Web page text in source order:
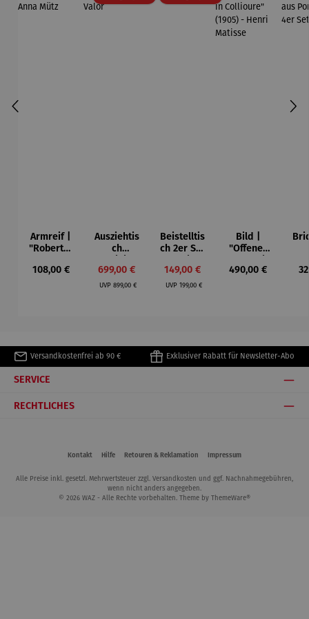
Armreif |
"Roberta"
Mütz
Regulärer Preis:
108,00 €
Ausziehtis
ch
– Valor
Verkaufspreis:
699,00 €
UVPRegulärer Preis:
899,00 €
Beistelltis
ch 2er Set
Verkaufspreis:
149,00 €
UVP Regulärer Preis:
199,00 €
Bild |
"Offenes
Collioure"
Regulärer Preis:
490,00 €
Versandkostenfrei ab 90 € Exklusiver Rabatt für Newsletter-Abo
SERVICE
RECHTLICHES
Kontakt Hilfe Retouren & Reklamation Impressum
Alle Preise inkl. gesetzl. Mehrwertsteuer zzgl. Versandkosten und ggf. Nachnahmegebühren,
wenn nicht anders angegeben.
© 2026 WAZ - Alle Rechte vorbehalten. Theme by ThemeWare®